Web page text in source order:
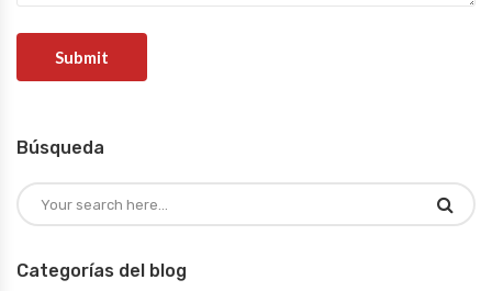
Búsqueda
Categorías del blog